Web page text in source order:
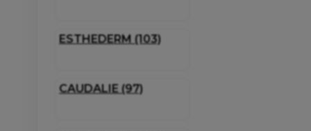
ESTHEDERM (103)
CAUDALIE (97)